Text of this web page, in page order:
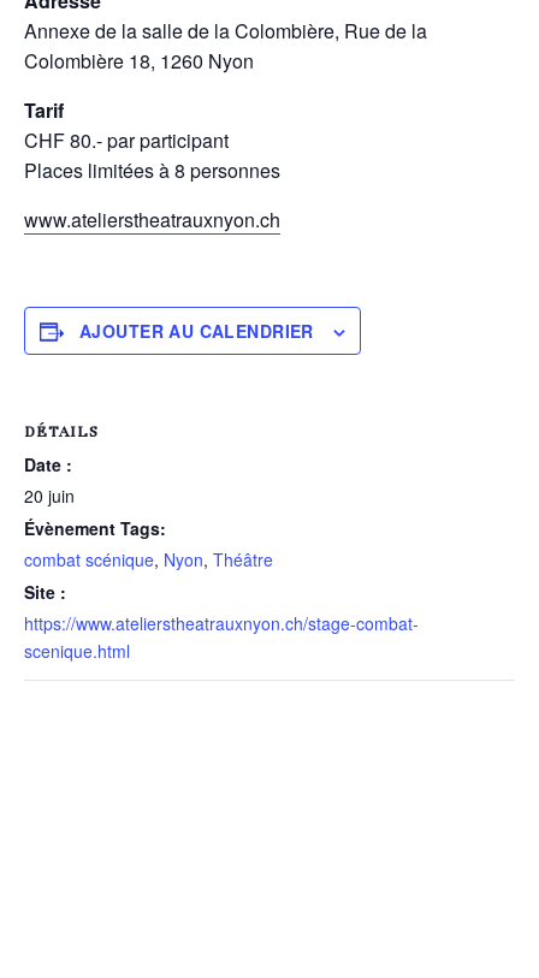
Annexe de la salle de la Colombière, Rue de la
Colombière 18, 1260 Nyon
Tarif
CHF 80.- par participant
Places limitées à 8 personnes
www.atelierstheatrauxnyon.ch
AJOUTER AU CALENDRIER
DÉTAILS
Date :
20 juin
Évènement Tags:
combat scénique, Nyon, Théâtre
Site :
https://www.atelierstheatrauxnyon.ch/stage-combat-
scenique.html